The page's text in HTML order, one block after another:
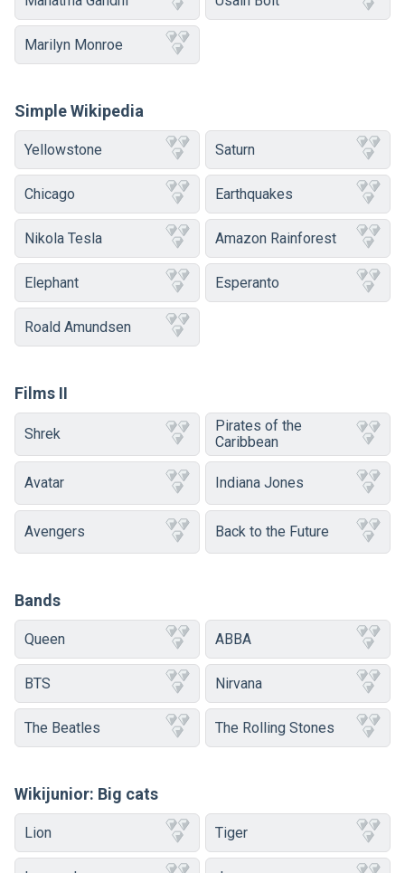
Marilyn Monroe
Simple Wikipedia
Yellowstone Saturn
Chicago Earthquakes
Nikola Tesla Amazon Rainforest
Elephant Esperanto
Roald Amundsen
Films II
Shrek
Pirates of the
Caribbean
Avatar Indiana Jones
Avengers Back to the Future
Bands
Queen ABBA
BTS Nirvana
The Beatles The Rolling Stones
Wikijunior: Big cats
Lion Tiger